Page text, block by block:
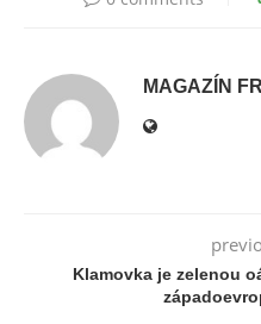
MAGAZÍN
Klamovka je zelenou